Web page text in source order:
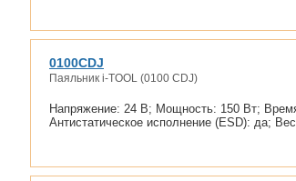
0100CDJ
Паяльник i-TOOL (0100 CDJ)
Напряжение: 24 В; Мощность: 150 Вт;
Антистатическое исполнение (ESD): да;